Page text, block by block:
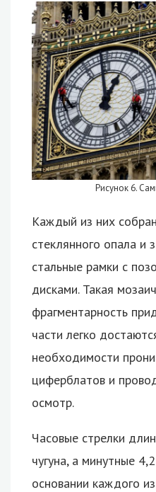
Рисунок 6.
Каждый из них
стеклянного опала и
стальные рамки с
дисками. Такая
фрагментарность
части легко
необходимости
циферблатов и
осмотр.
Часовые стрелки
чугуна, а минутные
основании каждого